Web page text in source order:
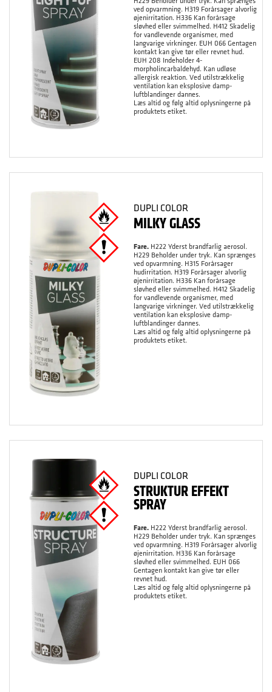
ved opvarmning. H319 Forårsager alvorlig
øjenirritation. H336 Kan forårsage
sløvhed eller svimmelhed. H412 Skadelig
for vandlevende organismer, med
langvarige virkninger. EUH 066 Gentagen
kontakt kan give tør eller revnet hud.
EUH 208 Indeholder 4-
morpholincarbaldehyd. Kan udløse
allergisk reaktion. Ved utilstrækkelig
ventilation kan eksplosive damp-
luftblandinger dannes.
Læs altid og følg altid oplysningerne på
produktets etiket.
DUPLI COLOR
MILKY GLASS
Fare. H222 Yderst brandfarlig aerosol.
H229 Beholder under tryk. Kan sprænges
ved opvarmning. H315 Forårsager
hudirritation. H319 Forårsager alvorlig
øjenirritation. H336 Kan forårsage
sløvhed eller svimmelhed. H412 Skadelig
for vandlevende organismer, med
langvarige virkninger. Ved utilstrækkelig
ventilation kan eksplosive damp-
luftblandinger dannes.
Læs altid og følg altid oplysningerne på
produktets etiket.
DUPLI COLOR
STRUKTUR EFFEKT
SPRAY
Fare. H222 Yderst brandfarlig aerosol.
H229 Beholder under tryk. Kan sprænges
ved opvarmning. H319 Forårsager alvorlig
øjenirritation. H336 Kan forårsage
sløvhed eller svimmelhed. EUH 066
Gentagen kontakt kan give tør eller
revnet hud.
Læs altid og følg altid oplysningerne på
produktets etiket.